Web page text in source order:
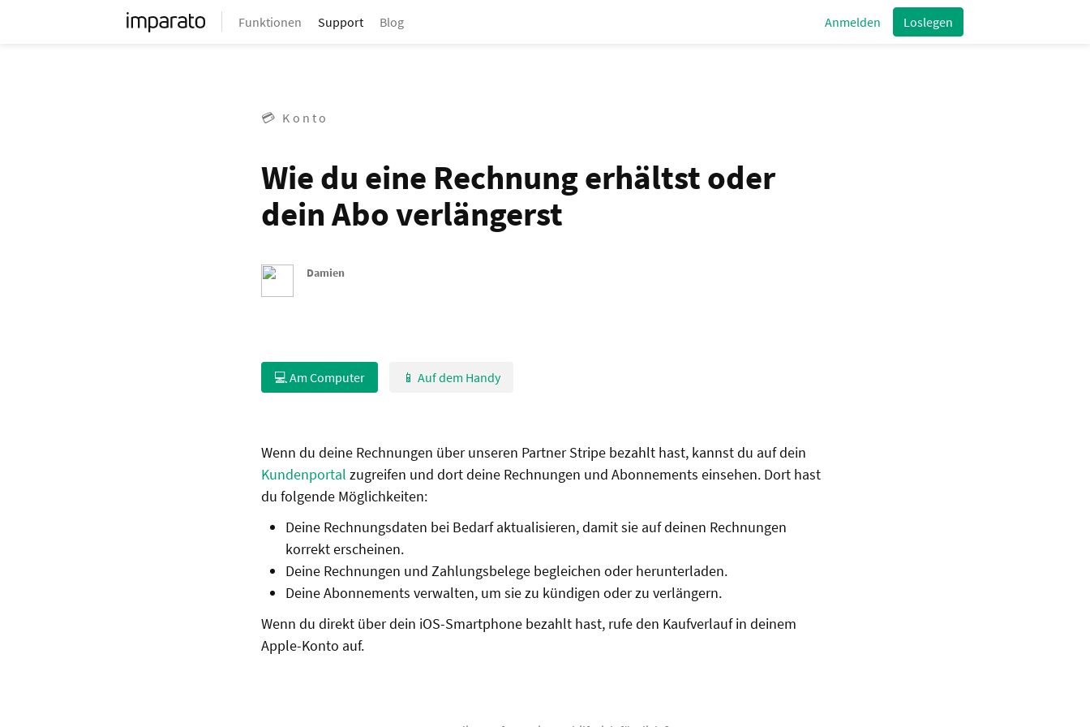
Funktionen Support Blog Anmelden Loslegen
💳 Konto
Wie du eine Rechnung erhältst oder
dein Abo verlängerst
Damien
💻 Am Computer 📱 Auf dem Handy
Wenn du deine Rechnungen über unseren Partner Stripe bezahlt hast, kannst du auf dein
Kundenportal zugreifen und dort deine Rechnungen und Abonnements einsehen. Dort hast
du folgende Möglichkeiten:
Deine Rechnungsdaten bei Bedarf aktualisieren, damit sie auf deinen Rechnungen
korrekt erscheinen.
Deine Rechnungen und Zahlungsbelege begleichen oder herunterladen.
Deine Abonnements verwalten, um sie zu kündigen oder zu verlängern.
Wenn du direkt über dein iOS-Smartphone bezahlt hast, rufe den Kaufverlauf in deinem
Apple-Konto auf.